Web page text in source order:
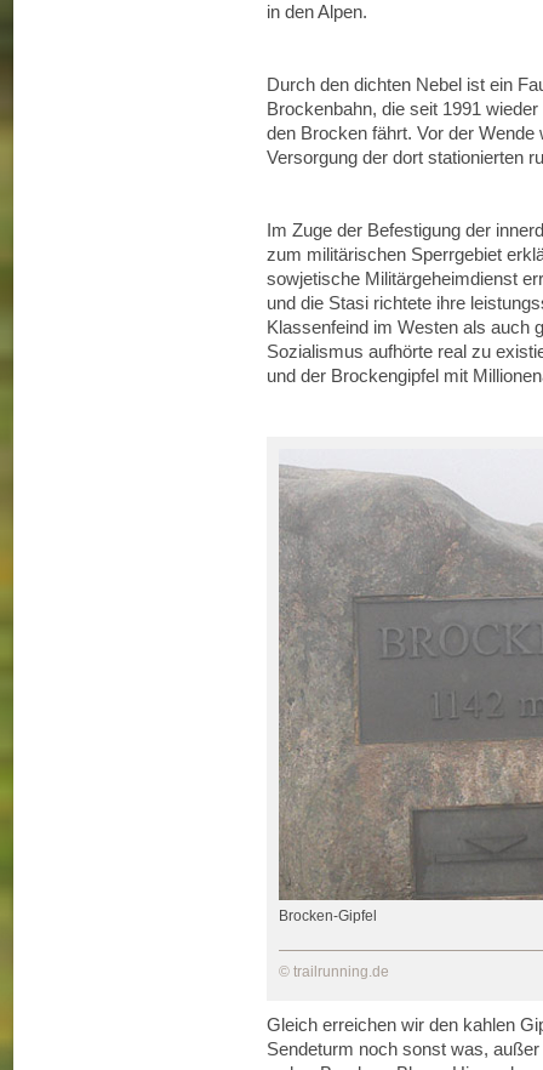
in den Alpen.
Durch den dichten Nebel ist ein
Brockenbahn, die seit 1991
den Brocken fährt. Vor der
Versorgung der dort stationierten
Im Zuge der Befestigung der
zum militärischen Sperrgebiet
sowjetische Militärgeheimdienst
und die Stasi richtete ihre
Klassenfeind im Westen als auch
Sozialismus aufhörte real zu
und der Brockengipfel mit
Brocken-Gipfel
© trailrunning.de
Gleich erreichen wir den kahlen
Sendeturm noch sonst was,